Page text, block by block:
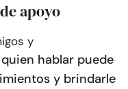
apoyo
y
hablar puede
y brindarle